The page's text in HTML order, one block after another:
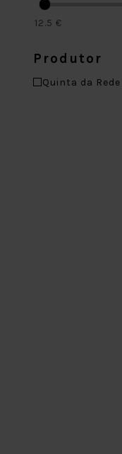
12.5 €
Produtor
Quinta da Rede